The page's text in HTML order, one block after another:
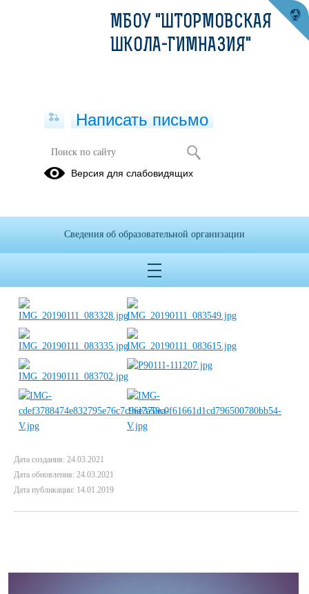
Ребята МБОУ "Штормовская школа-
гимназиия"приняли участие в
работника прокуратуры,
просмотрели видеофильм.
Дата создания: 24.03.2021
Дата обновления: 24.03.2021
Дата публикации: 14.01.2019
МБОУ "ШТОРМОВСКАЯ
ШКОЛА-ГИМНАЗИЯ"
Написать письмо
Версия для слабовидящих
Сведения об образовательной организации